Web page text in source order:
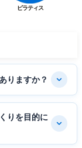
ピラティス
りますか？
りを目的に